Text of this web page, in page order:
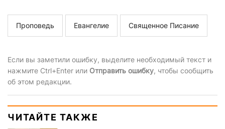
Проповедь Евангелие Священное Писание
Если вы заметили ошибку, выделите необходимый текст и
нажмите Ctrl+Enter или Отправить ошибку, чтобы сообщить
об этом редакции.
ЧИТАЙТЕ ТАКЖЕ